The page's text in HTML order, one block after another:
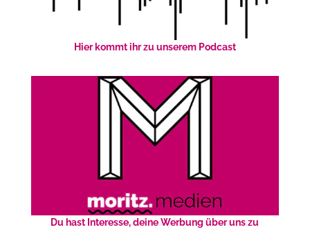
Hier kommt ihr zu unserem Podcast
Du hast Interesse, deine Werbung über uns zu